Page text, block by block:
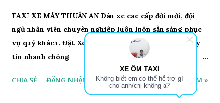
TAXI XE MÁY THUẬN AN Dàn xe cao cấp đời mới, đội
ngũ nhân viên chuyên nghiệp luôn luôn sẵn sàng phục
vụ quý khách. Đặt Xe Dịch Vụ Xe Liên Tỉnh Giá Rẻ, uy
tin nhanh chóng
tại: https://www.datxesieure24h.id.vn. Chắc chắn sẽ
làm hài lòng quý khách. Quý khách có nhu cầu vui lòng
gọi điện đến số 0919525428. Để được phục vụ nhanh
CHIA SẺ ĐĂNG NHẬN XÉT ĐỌC THÊM »
XE ÔM TAXI
Không biết em có thể hỗ trợ gì
cho anh/chị không ạ?